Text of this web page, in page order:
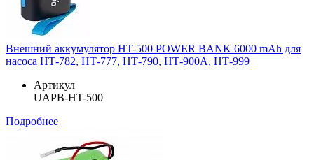
Внешний аккумулятор HT-500 POWER BANK 6000 mAh для
насоса НТ-782, НТ-777, НТ-790, НТ-900A, НТ-999
Артикул
UAPB-HT-500
Подробнее